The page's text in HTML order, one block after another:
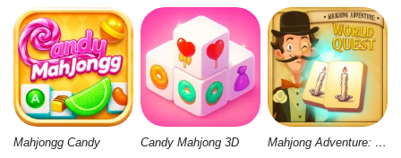
Mahjongg Candy Candy Mahjong 3D Mahjong Adventure: World Quest